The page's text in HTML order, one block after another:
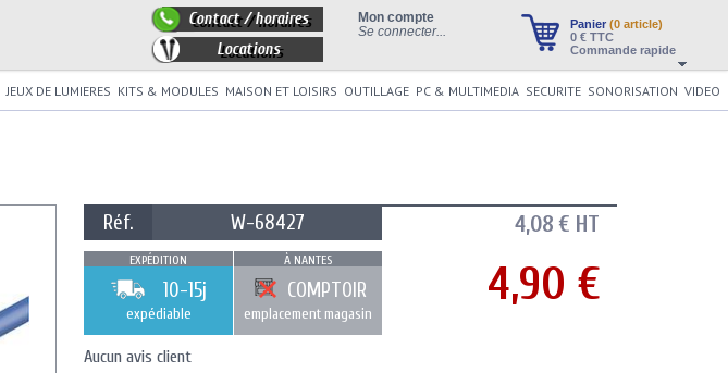
Panier (0 article)
0 € TTC
Commande rapide
Mon compte
Se connecter...
Contact / horaires
Locations
JEUX DE LUMIERES KITS & MODULES MAISON ET LOISIRS OUTILLAGE PC & MULTIMEDIA SECURITE SONORISATION VIDEO
Réf. W-68427
EXPÉDITION
10-15j
expédiable
À NANTES
COMPTOIR
emplacement magasin
4,08 € HT
4,90 €
Aucun avis client